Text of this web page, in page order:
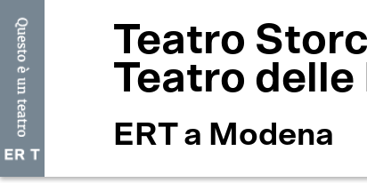
Teatro
Teatro delle
ERT a Modena